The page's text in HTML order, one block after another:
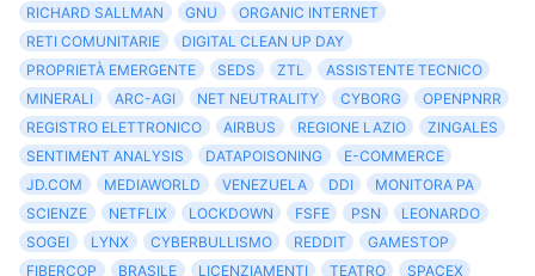
RICHARD SALLMAN
GNU
ORGANIC INTERNET
RETI COMUNITARIE
DIGITAL CLEAN UP DAY
PROPRIETÀ EMERGENTE
SEDS ZTL
ASSISTENTE TECNICO
MINERALI
ARC-AGI NET NEUTRALITY CYBORG
OPENPNRR
REGISTRO ELETTRONICO
AIRBUS REGIONE LAZIO
ZINGALES
SENTIMENT ANALYSIS
DATAPOISONING
E-COMMERCE
JD.COM
MEDIAWORLD VENEZUELA DDI
MONITORA PA
SCIENZE
NETFLIX LOCKDOWN FSFE PSN
LEONARDO
SOGEI
LYNX CYBERBULLISMO REDDIT
GAMESTOP
FIBERCOP
BRASILE LICENZIAMENTI TEATRO SPACEX